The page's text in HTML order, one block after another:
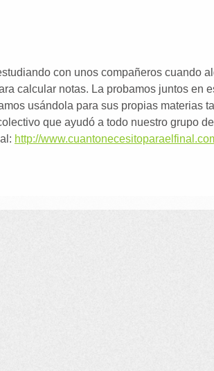
con unos compañeros cuando
calcular notas. La probamos juntos en
usándola para sus propias materias
que ayudó a todo nuestro grupo de
http://